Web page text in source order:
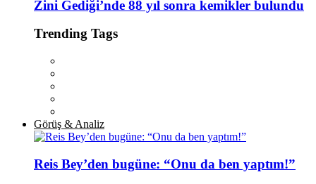
Zini Gediği’nde 88 yıl sonra kemikler bulundu
Trending Tags
Görüş & Analiz
Reis Bey’den bugüne: “Onu da ben yaptım!”